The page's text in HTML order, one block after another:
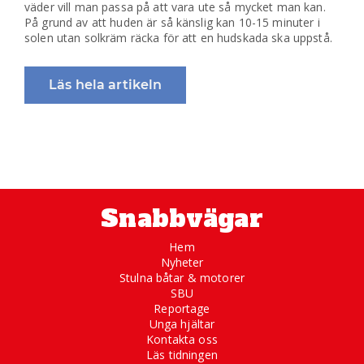
väder vill man passa på att vara ute så mycket man kan.
På grund av att huden är så känslig kan 10-15 minuter i
solen utan solkräm räcka för att en hudskada ska uppstå.
Läs hela artikeln
Snabbvägar
Hem
Nyheter
Stulna båtar & motorer
SBU
Reportage
Unga hjältar
Kontakta oss
Läs tidningen